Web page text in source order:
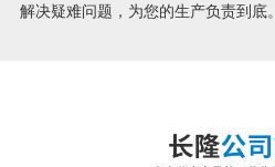
解决疑难问题，为您的生产负责到底。